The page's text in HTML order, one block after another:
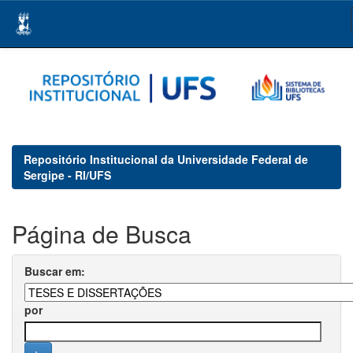
navigation
Repositório Institucional da Universidade Federal de
Sergipe - RI/UFS
Página de Busca
Buscar em:
por